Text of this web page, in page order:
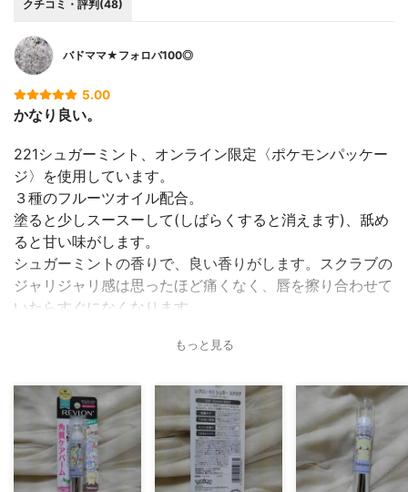
クチコミ・評判(48)
バドママ★フォロバ100◎
5.00
かなり良い。
221シュガーミント、オンライン限定〈ポケモンパッケー
ジ〉を使用しています。
３種のフルーツオイル配合。
塗ると少しスースーして(しばらくすると消えます)、舐め
ると甘い味がします。
シュガーミントの香りで、良い香りがします。スクラブの
ジャリジャリ感は思ったほど痛くなく、唇を擦り合わせて
いたらすぐになくなります。
い香りとスースー感が癖になります。
もっと見る